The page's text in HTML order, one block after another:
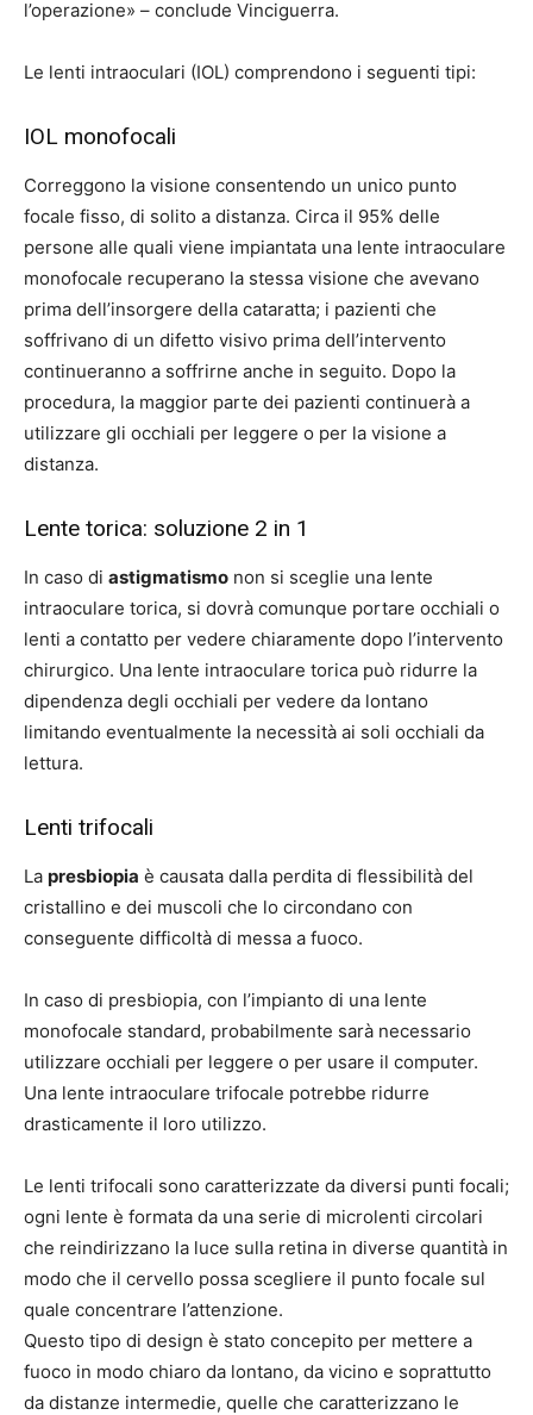
l’operazione» – conclude Vinciguerra.
Le lenti intraoculari (IOL) comprendono i seguenti tipi:
IOL monofocali
Correggono la visione consentendo un unico punto
focale fisso, di solito a distanza. Circa il 95% delle
persone alle quali viene impiantata una lente intraoculare
monofocale recuperano la stessa visione che avevano
prima dell’insorgere della cataratta; i pazienti che
soffrivano di un difetto visivo prima dell’intervento
continueranno a soffrirne anche in seguito. Dopo la
procedura, la maggior parte dei pazienti continuerà a
utilizzare gli occhiali per leggere o per la visione a
distanza.
Lente torica: soluzione 2 in 1
In caso di astigmatismo non si sceglie una lente
intraoculare torica, si dovrà comunque portare occhiali o
lenti a contatto per vedere chiaramente dopo l’intervento
chirurgico. Una lente intraoculare torica può ridurre la
dipendenza degli occhiali per vedere da lontano
limitando eventualmente la necessità ai soli occhiali da
lettura.
Lenti trifocali
La presbiopia è causata dalla perdita di flessibilità del
cristallino e dei muscoli che lo circondano con
conseguente difficoltà di messa a fuoco.
In caso di presbiopia, con l’impianto di una lente
monofocale standard, probabilmente sarà necessario
utilizzare occhiali per leggere o per usare il computer.
Una lente intraoculare trifocale potrebbe ridurre
drasticamente il loro utilizzo.
Le lenti trifocali sono caratterizzate da diversi punti focali;
ogni lente è formata da una serie di microlenti circolari
che reindirizzano la luce sulla retina in diverse quantità in
modo che il cervello possa scegliere il punto focale sul
quale concentrare l’attenzione.
Questo tipo di design è stato concepito per mettere a
fuoco in modo chiaro da lontano, da vicino e soprattutto
da distanze intermedie, quelle che caratterizzano le